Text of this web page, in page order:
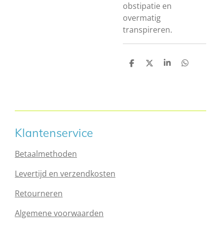
obstipatie en
overmatig
transpireren.
D
D
S
D
Klantenservice
Betaalmethoden
Levertijd en verzendkosten
Retourneren
Algemene voorwaarden